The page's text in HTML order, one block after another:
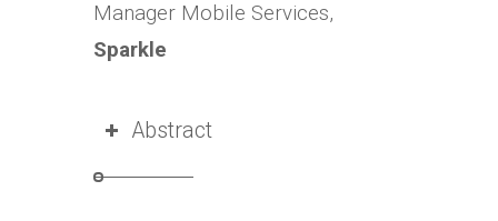
Manager Mobile Services,
Sparkle
Abstract